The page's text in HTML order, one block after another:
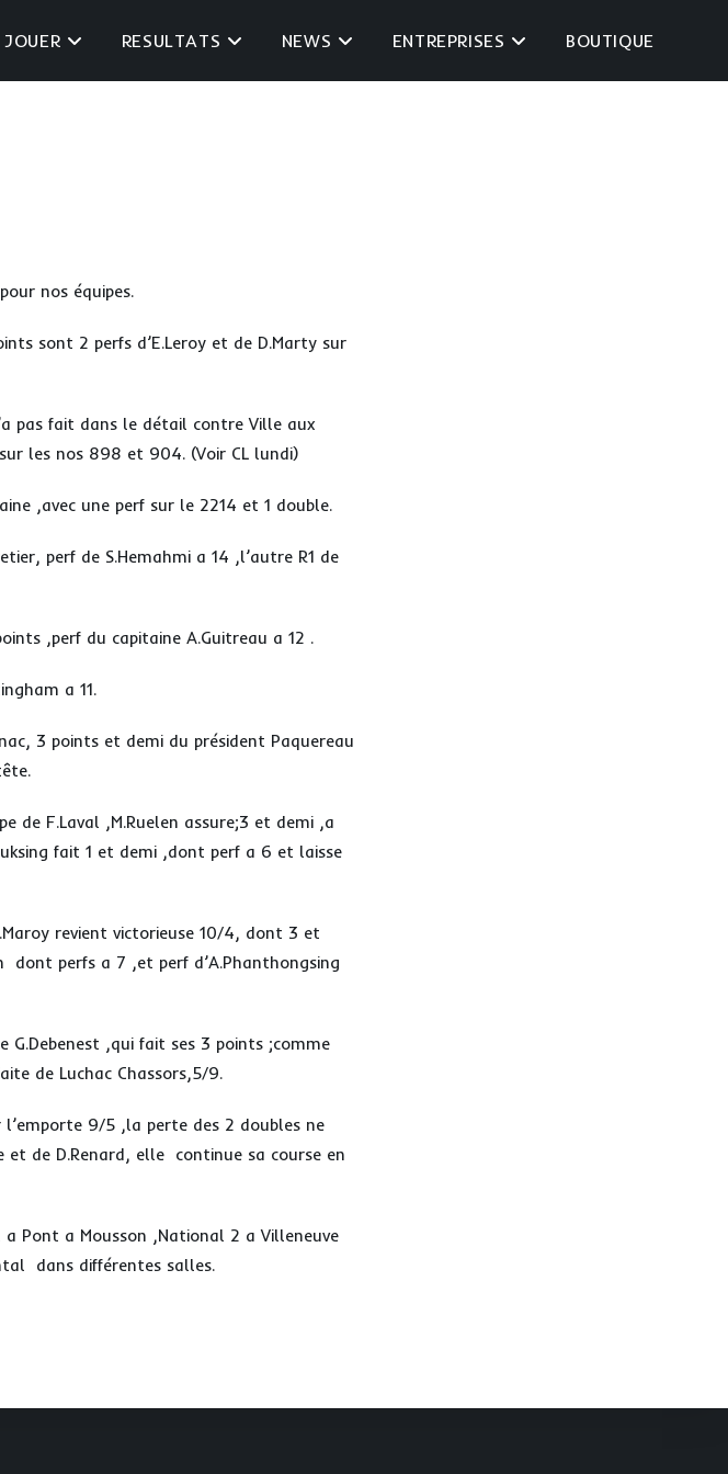
JOUER RESULTATS NEWS ENTREPRISES BOUTIQUE
nos équipes.
sont 2 perfs d’E.Leroy et de D.Marty sur
pas fait dans le détail contre Ville aux
les nos 898 et 904. (Voir CL lundi)
,avec une perf sur le 2214 et 1 double.
perf de S.Hemahmi a 14 ,l’autre R1 de
,perf du capitaine A.Guitreau a 12 .
a 11.
3 points et demi du président Paquereau
de F.Laval ,M.Ruelen assure;3 et demi ,a
fait 1 et demi ,dont perf a 6 et laisse
revient victorieuse 10/4, dont 3 et
dont perfs a 7 ,et perf d’A.Phanthongsing
G.Debenest ,qui fait ses 3 points ;comme
de Luchac Chassors,5/9.
l’emporte 9/5 ,la perte des 2 doubles ne
de D.Renard, elle continue sa course en
Pont a Mousson ,National 2 a Villeneuve
dans différentes salles.